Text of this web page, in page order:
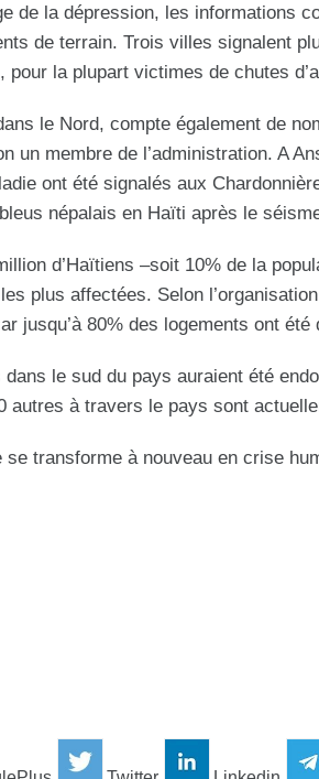
de la dépression, les informations
de terrain. Trois villes signalent
pour la plupart victimes de chutes
le Nord, compte également de
un membre de l’administration. A
ont été signalés aux
népalais en Haïti après le
d’Haïtiens –soit 10% de la
plus affectées. Selon
jusqu’à 80% des logements ont
dans le sud du pays auraient été
autres à travers le pays sont
transforme à nouveau en crise